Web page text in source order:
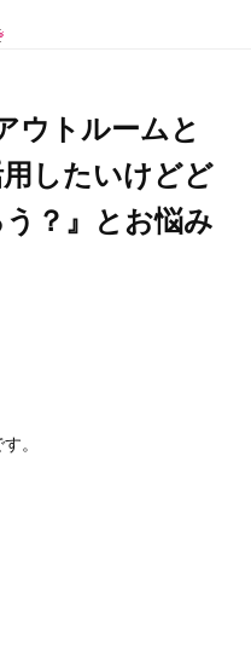
ウトルームと
したいけどど
？』とお悩み
。